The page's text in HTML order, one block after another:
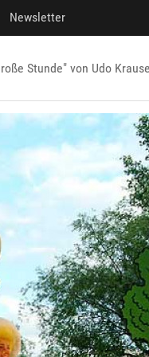
Newsletter
Stunde" von Udo